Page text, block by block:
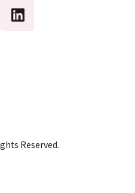
Reserved.